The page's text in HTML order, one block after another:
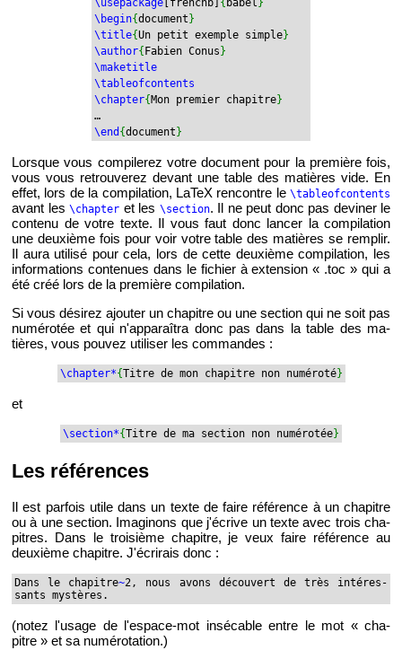
\use­pa­ckage [frenchb] { babel }
\begin{do­cu­ment }
\title{Un petit exemple simple}
\au­thor{ Fa­bien Conus }
\ma­ke­title
\ta­bleof­con­tents
\chap­ter{ Mon pre­mier cha­pitre}
…
\end {do­cu­ment }
Lorsque vous com­pi­le­rez votre do­cu­ment pour la pre­mière fois,
vous vous re­trou­ve­rez de­vant une table des ma­tières vide. En
effet, lors de la com­pi­la­tion, LaTeX ren­contre le \ta­bleof­con­tents
avant les \chap­ter et les \sec­tion. Il ne peut donc pas de­vi­ner le
contenu de votre texte. Il vous faut donc lan­cer la com­pi­la­tion
une deuxième fois pour voir votre table des ma­tières se rem­plir.
Il aura uti­lisé pour cela, lors de cette deuxième com­pi­la­tion, les
in­for­ma­tions conte­nues dans le fi­chier à ex­ten­sion « .toc » qui a
été créé lors de la pre­mière com­pi­la­tion.
Si vous dé­si­rez ajou­ter un cha­pitre ou une sec­tion qui ne soit pas
nu­mé­ro­tée et qui n'ap­pa­raî­tra donc pas dans la table des ma­
tières, vous pou­vez uti­li­ser les com­mandes :
\chap­ter*{Titre de mon cha­pitre non nu­mé­roté}
et
\sec­tion*{Titre de ma sec­tion non nu­mé­ro­tée}
Les ré­fé­rences
Il est par­fois utile dans un texte de faire ré­fé­rence à un cha­pitre
ou à une sec­tion. Ima­gi­nons que j'écrive un texte avec trois cha­
pitres. Dans le troi­sième cha­pitre, je veux faire ré­fé­rence au
deuxième cha­pitre. J'écri­rais donc :
Dans le cha­pitre~2, nous avons dé­cou­vert de très in­té­res­
sants mys­tères.
(notez l'usage de l'es­pace-mot in­sé­cable entre le mot « cha­
pitre » et sa nu­mé­ro­ta­tion.)